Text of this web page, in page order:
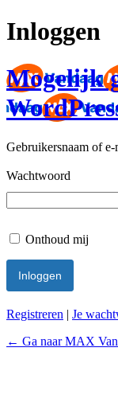
Inloggen
Mogelijk
Gebruikersnaam of e-
Wachtwoord
Onthoud mij
Registreren | Je
← Ga naar MAX